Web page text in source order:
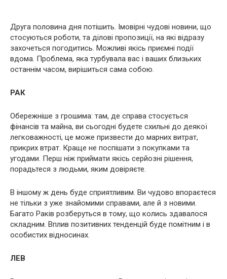
Друга половина дня потішить. Імовірні чудові новини, що
стосуються роботи, та ділові пропозиції, на які відразу
захочеться погодитись. Можливі якісь приємні події
вдома. Проблема, яка турбувала вас і ваших близьких
останнім часом, вирішиться сама собою.
РАК
Обережніше з грошима: там, де справа стосується
фінансів та майна, ви сьогодні будете схильні до деякої
легковажності, це може призвести до марних витрат,
прикрих втрат. Краще не поспішати з покупками та
угодами. Перш ніж приймати якісь серйозні рішення,
порадьтеся з людьми, яким довіряєте.
В іншому ж день буде сприятливим. Ви чудово впораєтеся
не тільки з уже знайомими справами, але й з новими.
Багато Раків розберуться в тому, що колись здавалося
складним. Вплив позитивних тенденцій буде помітним і в
особистих відносинах.
ЛЕВ